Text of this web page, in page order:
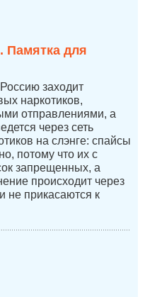
Памятка для
заходит
наркотиков,
отправлениями, а
через сеть
на слэнге: спайсы
потому что их с
запрещенных, а
происходит через
не прикасаются к